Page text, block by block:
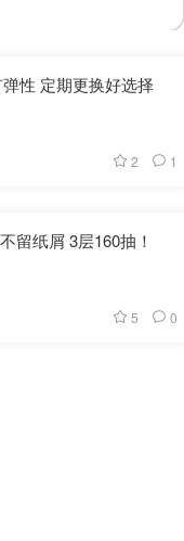
性 定期更换好选择
2 1
留纸屑 3层160抽！
5 0